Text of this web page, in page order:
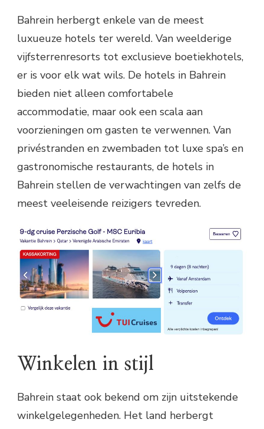
Bahrein herbergt enkele van de meest
luxueuze hotels ter wereld. Van weelderige
vijfsterrenresorts tot exclusieve boetiekhotels,
er is voor elk wat wils. De hotels in Bahrein
bieden niet alleen comfortabele
accommodatie, maar ook een scala aan
voorzieningen om gasten te verwennen. Van
privéstranden en zwembaden tot luxe spa’s en
gastronomische restaurants, de hotels in
Bahrein stellen de verwachtingen van zelfs de
meest veeleisende reizigers tevreden.
Winkelen in stijl
Bahrein staat ook bekend om zijn uitstekende
winkelgelegenheden. Het land herbergt